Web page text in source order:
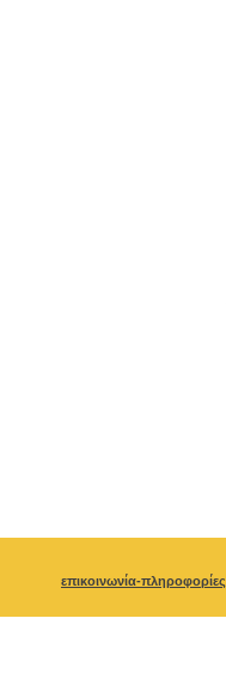
επικοινωνία-πληροφορίες